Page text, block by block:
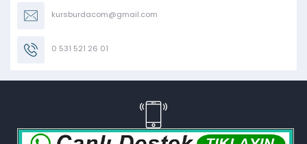
kursburdacom@gmail.com
0 531 521 26 01